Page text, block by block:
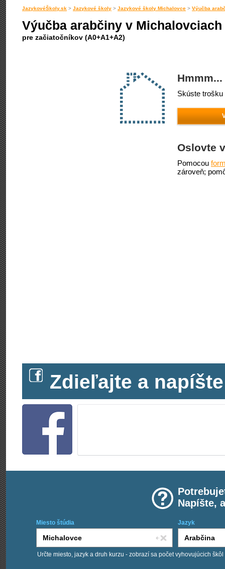
JazykovéŠkoly.sk > Jazykové školy > Jazykové školy Michalovce > Výučba
Výučba arabčiny v Michalovciach
pre začiatočníkov (A0+A1+A2)
Skúste
Oslovte
Pomocou
zároveň;
Zdieľajte a
Napíšte,
Miesto štúdia Jazyk
Určte miesto, jazyk a druh kurzu - zobrazí sa počet vyhovujúcich škôl